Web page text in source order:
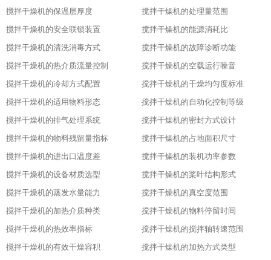
搅拌干燥机的保温层厚度
搅拌干燥机的处理量范围
搅拌干燥机的安全联锁装置
搅拌干燥机的能源消耗比
搅拌干燥机的清洗消毒方式
搅拌干燥机的故障诊断功能
搅拌干燥机的热介质流量控制
搅拌干燥机的空载运行噪音
搅拌干燥机的冷却方式配置
搅拌干燥机的干燥均匀度标准
搅拌干燥机的适用物料形态
搅拌干燥机的自动化控制等级
搅拌干燥机的排气处理系统
搅拌干燥机的密封方式设计
搅拌干燥机的物料残留量指标
搅拌干燥机的占地面积尺寸
搅拌干燥机的进出口温度差
搅拌干燥机的装机功率参数
搅拌干燥机的设备材质选型
搅拌干燥机的桨叶结构形式
搅拌干燥机的蒸发水量能力
搅拌干燥机的真空度范围
搅拌干燥机的加热介质种类
搅拌干燥机的物料停留时间
搅拌干燥机的热效率指标
搅拌干燥机的搅拌轴转速范围
搅拌干燥机的有效干燥容积
搅拌干燥机的加热方式类型